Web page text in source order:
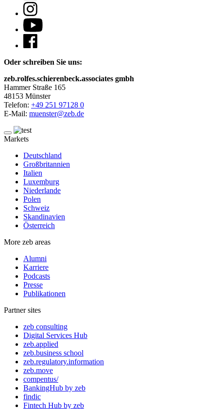
Oder schreiben Sie uns:
zeb.rolfes.schierenbeck.associates gmbh
Hammer Straße 165
48153 Münster
Telefon: +49 251 97128 0
E-Mail: muenster@zeb.de
Markets
Deutschland
Großbritannien
Italien
Luxemburg
Niederlande
Polen
Schweiz
Skandinavien
Österreich
More zeb areas
Alumni
Karriere
Podcasts
Presse
Publikationen
Partner sites
zeb consulting
Digital Services Hub
zeb.applied
zeb.business school
zeb.regulatory.information
zeb.move
compentus/
BankingHub by zeb
findic
Fintech Hub by zeb